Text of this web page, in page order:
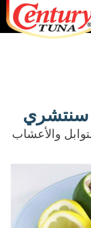
سنتشري